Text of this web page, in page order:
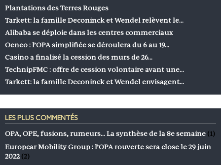
Plantations des Terres Rouges
Tarkett: la famille Deconinck et Wendel relèvent le…
Alibaba se déploie dans les centres commerciaux
Oeneo : l’OPA simplifiée se déroulera du 6 au 19…
Casino a finalisé la cession des murs de 26…
TechnipFMC : offre de cession volontaire avant une…
Tarkett: la famille Deconinck et Wendel envisagent…
LES PLUS COMMENTÉS
OPA, OPE, fusions, rumeurs… La synthèse de la 8e semaine (1)
Europcar Mobility Group : l’OPA rouverte sera close le 29 juin
2022 (2)